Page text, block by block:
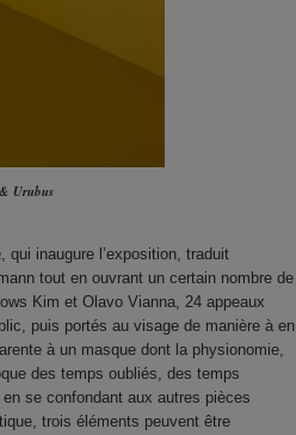
Urubus
, qui inaugure l’exposition, traduit
tout en ouvrant un certain nombre de
Kim et Olavo Vianna, 24 appeaux
puis portés au visage de manière à en
à un masque dont la physionomie,
des temps oubliés, des temps
se confondant aux autres pièces
trois éléments peuvent être